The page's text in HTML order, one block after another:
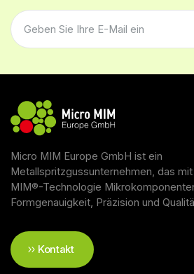
Micro MIM Europe GmbH ist ein
Metallspritzgussunternehmen, das
MIM®-Technologie
Formgenauigkeit, Präzision und
Kontakt